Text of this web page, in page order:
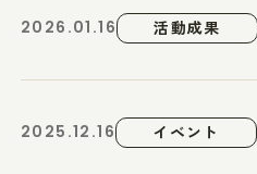
2026.01.16 活動成果
2025.12.16 イベント